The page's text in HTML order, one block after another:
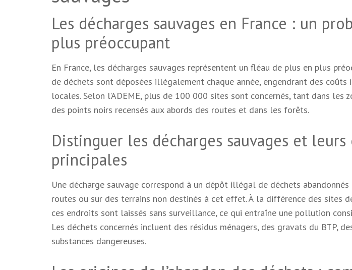
Les décharges sauvages en France : un
plus préoccupant
En France, les décharges sauvages représentent un fléau de plus en plus
de déchets sont déposées illégalement chaque année, engendrant des
locales. Selon l’ADEME, plus de 100 000 sites sont concernés, tant dans les
des points noirs recensés aux abords des routes et dans les forêts.
Distinguer les décharges sauvages et
principales
Une décharge sauvage correspond à un dépôt illégal de déchets
routes ou sur des terrains non destinés à cet effet. À la différence des sites
ces endroits sont laissés sans surveillance, ce qui entraîne une pollution
Les déchets concernés incluent des résidus ménagers, des gravats du BTP,
substances dangereuses.